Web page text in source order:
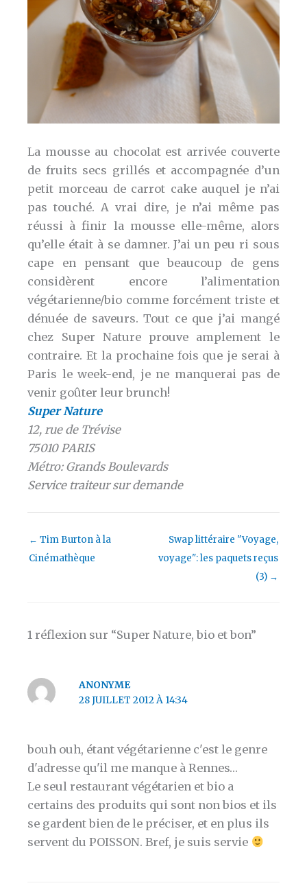
La mousse au chocolat est arrivée couverte
de fruits secs grillés et accompagnée d’un
petit morceau de carrot cake auquel je n’ai
pas touché. A vrai dire, je n’ai même pas
réussi à finir la mousse elle-même, alors
qu’elle était à se damner. J’ai un peu ri sous
cape en pensant que beaucoup de gens
considèrent encore l’alimentation
végétarienne/bio comme forcément triste et
dénuée de saveurs. Tout ce que j’ai mangé
chez Super Nature prouve amplement le
contraire. Et la prochaine fois que je serai à
Paris le week-end, je ne manquerai pas de
venir goûter leur brunch!
Super Nature
12, rue de Trévise
75010 PARIS
Métro: Grands Boulevards
Service traiteur sur demande
← Tim Burton à la
Cinémathèque
Swap littéraire "Voyage,
voyage": les paquets reçus
(3) →
1 réflexion sur “Super Nature, bio et bon”
ANONYME
28 JUILLET 2012 À 14:34
bouh ouh, étant végétarienne c'est le genre
d'adresse qu'il me manque à Rennes…
Le seul restaurant végétarien et bio a
certains des produits qui sont non bios et ils
se gardent bien de le préciser, et en plus ils
servent du POISSON. Bref, je suis servie